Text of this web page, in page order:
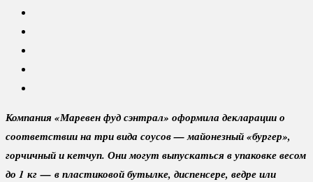
Компания «Маревен фуд сэнтрал» оформила декларации о
соответствии на три вида соусов — майонезный «бургер»,
горчичный и кетчуп. Они могут выпускаться в упаковке весом
до 1 кг — в пластиковой бутылке, диспенсере, ведре или